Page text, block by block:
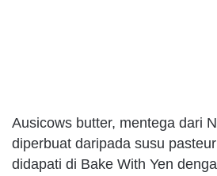
Ausicows butter, mentega dari
diperbuat daripada susu
didapati di Bake With Yen